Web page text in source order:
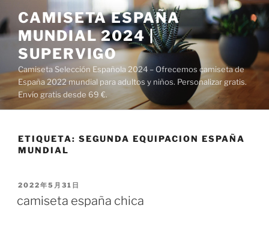
al
contenido
CAMISETA ESPAÑA
MUNDIAL 2024 |
SUPERVIGO
Camiseta Selección Española 2024 – Ofrecemos camiseta de
España 2022 mundial para adultos y niños. Personalizar gratis.
Envío gratis desde 69 €.
ETIQUETA: SEGUNDA EQUIPACION ESPAÑA
MUNDIAL
PUBLICADO
2022年5月31日
camiseta españa chica